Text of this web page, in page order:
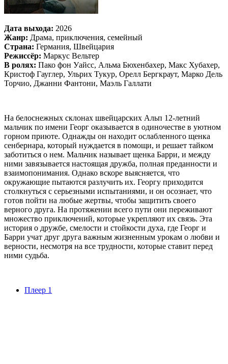
Дата выхода: 2026
Жанр: Драма, приключения, семейный
Страна: Германия, Швейцария
Режиссёр: Маркус Вельтер
В ролях: Пако фон Уайсс, Альма Бюхенбахер, Макс Хубахер,
Кристоф Гауглер, Ульрих Тукур, Орелл Бергкраут, Марко Дель
Торчио, Джанни Фантони, Маэль Галлати
На белоснежных склонах швейцарских Альп 12-летний
мальчик по имени Георг оказывается в одиночестве в уютном
горном приюте. Однажды он находит ослабленного щенка
сенбернара, который нуждается в помощи, и решает тайком
заботиться о нем. Мальчик называет щенка Барри, и между
ними завязывается настоящая дружба, полная преданности и
взаимопонимания. Однако вскоре выясняется, что
окружающие пытаются разлучить их. Георгу приходится
столкнуться с серьезными испытаниями, и он осознает, что
готов пойти на любые жертвы, чтобы защитить своего
верного друга. На протяжении всего пути они переживают
множество приключений, которые укрепляют их связь. Эта
история о дружбе, смелости и стойкости духа, где Георг и
Барри учат друг друга важным жизненным урокам о любви и
верности, несмотря на все трудности, которые ставит перед
ними судьба.
Плеер 1